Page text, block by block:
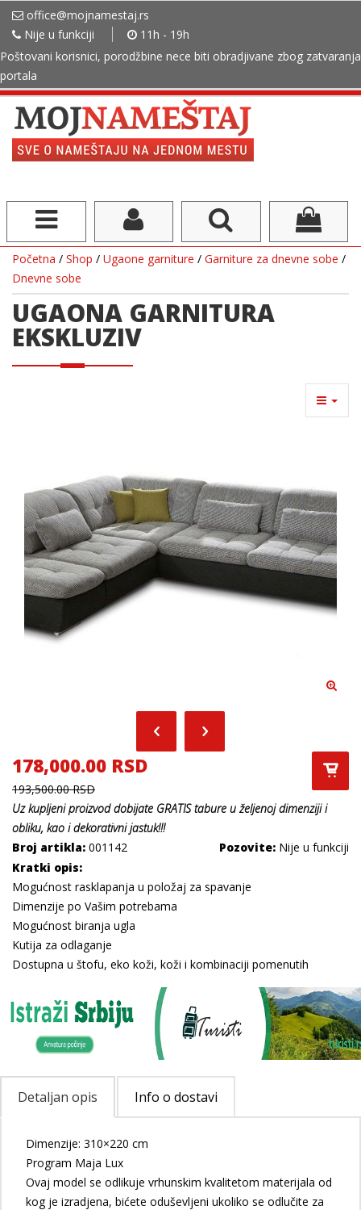
office@mojnamestaj.rs
Nije u funkciji
11h - 19h
Poštovani korisnici, porodžbine nece biti obradjivane zbog zatvaranja
portala
Početna / Shop / Ugaone garniture / Garniture za dnevne sobe /
Dnevne sobe
UGAONA GARNITURA
EKSKLUZIV
178,000.00 RSD
193,500.00 RSD
Uz kupljeniproizvod dobijate GRATIS tabure u željenoj dimenziji i
obliku, kao i dekorativni jastuk!!!
Broj artikla: 001142 Pozovite: Nije u funkciji
Kratki opis:
Mogućnost rasklapanja u položaj za spavanje
Dimenzije po Vašim potrebama
Mogućnost biranja ugla
Kutija za odlaganje
Dostupna u štofu, eko koži, koži i kombinaciji pomenutih
Detaljan opis Info o dostavi
Dimenzije: 310×220 cm
Program Maja Lux
Ovaj model se odlikuje vrhunskim kvalitetom materijala od
kog je izradjena, bićete oduševljeni ukoliko se odlučite za